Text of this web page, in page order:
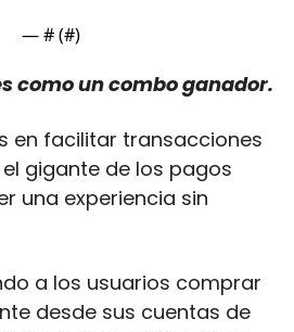
— # (#)
como un combo ganador.
en facilitar transacciones
gigante de los pagos
una experiencia sin
a los usuarios comprar
desde sus cuentas de